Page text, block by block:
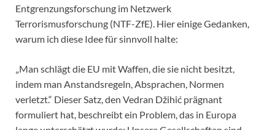
Entgrenzungsforschung im Netzwerk
Terrorismusforschung (NTF-ZfE). Hier einige Gedanken,
warum ich diese Idee für sinnvoll halte:
„Man schlägt die EU mit Waffen, die sie nicht besitzt,
indem man Anstandsregeln, Absprachen, Normen
verletzt.“ Dieser Satz, den Vedran Džihić prägnant
formuliert hat, beschreibt ein Problem, das in Europa